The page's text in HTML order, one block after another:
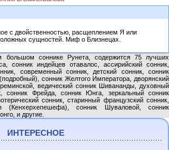
с двойственностью, расщеплением Я или
сущностей. Миф о Близнецах.
большом соннике Рунета, содержится 75 лучших
сонник индейцев отавалос, ассирийский сонник,
современный сонник, детский сонник, сонник
сонник Желтого Императора, дворянский
ведический сонник Шивананды, духовный
сонник Фрейда, сонник Юнга, зеркальный сонник
сонник, старинный французский сонник,
(Кенхерхепешефа), сонник Шуваловой, сонник
и другие.
ИНТЕРЕСНОЕ